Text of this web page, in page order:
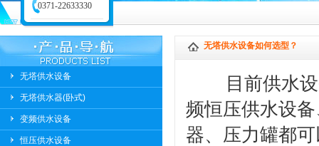
无塔供水设备
无塔供水器(卧式)
变频供水设备
恒压供水设备
无塔供水设备如何选型？
目前供水设
频恒压供水设
器、压力罐都
0371-22633330